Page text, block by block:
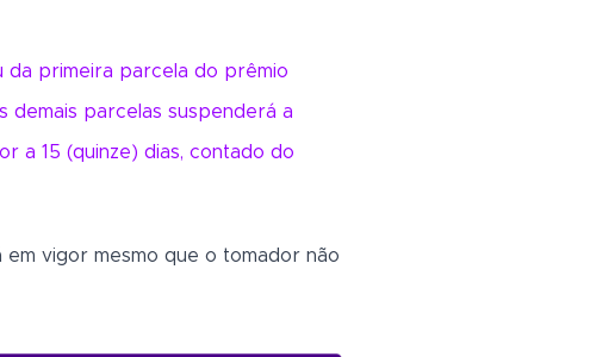
da primeira parcela do prêmio
demais parcelas suspenderá a
a 15 (quinze) dias, contado do
vigor mesmo que o tomador não